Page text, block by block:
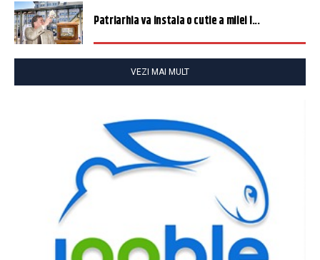
Patriarhia va instala o cutie a milei î...
VEZI MAI MULT